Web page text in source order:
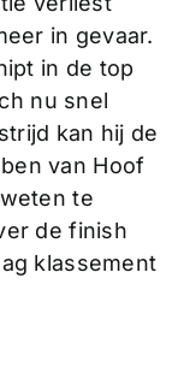
in gevaar.
in de top
nu snel
kan hij de
van Hoof
te
de finish
klassement